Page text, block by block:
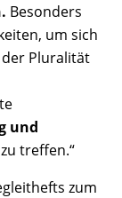
Besonders
um sich
Pluralität
und
treffen.“
zum